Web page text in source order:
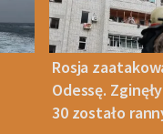
Rosja
Odessę.
30 zostało